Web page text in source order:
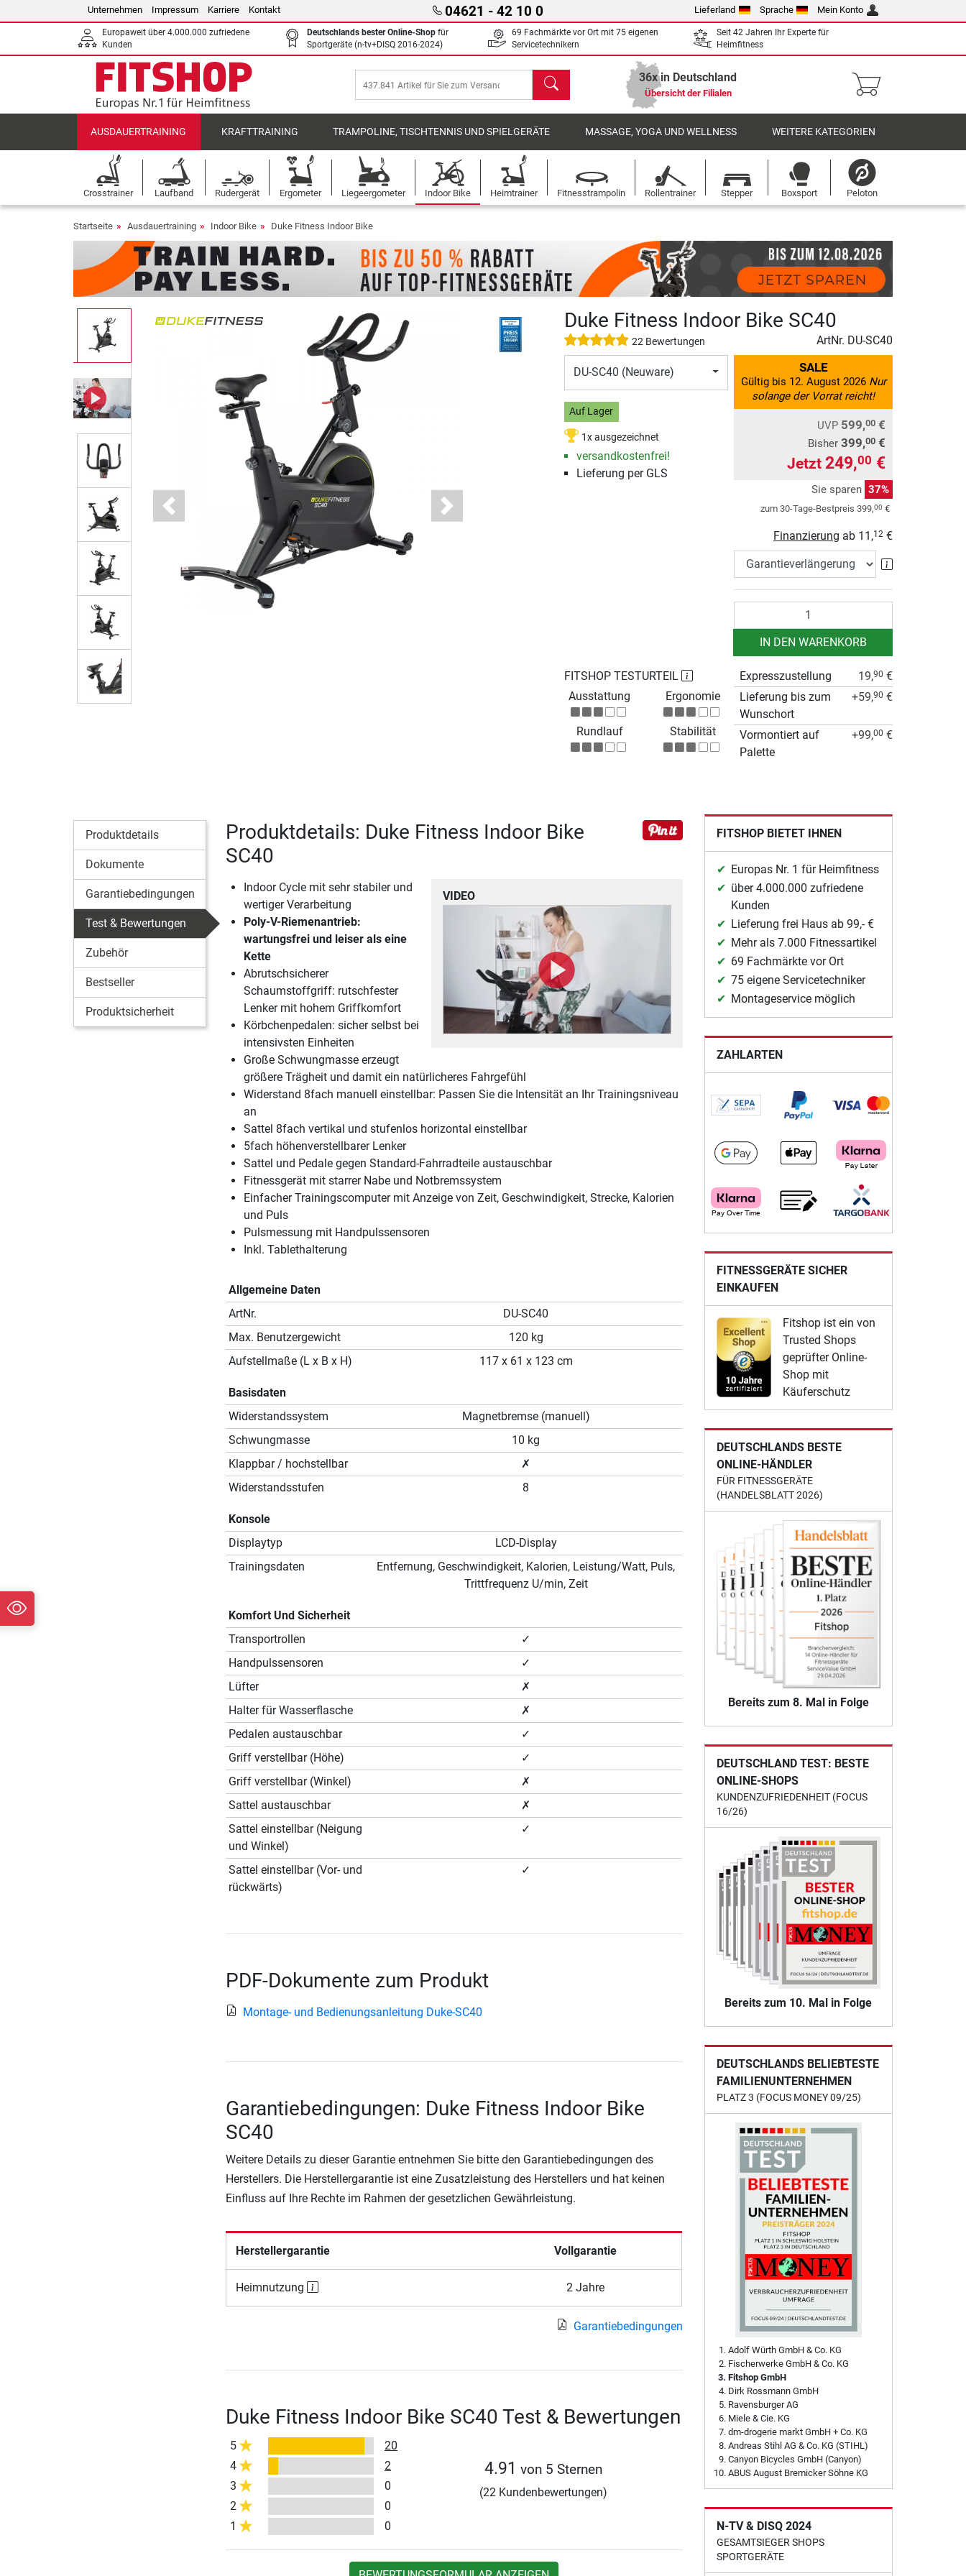
Unternehmen Impressum Karriere Kontakt 04621 - 42 10 0 Lieferland Sprache Mein Konto
Europaweit über 4.000.000 zufriedene
Kunden
Deutschlands bester Online-Shop für
Sportgeräte (n-tv+DISQ 2016-2024)
69 Fachmärkte vor Ort mit 75 eigenen
Servicetechnikern
Seit 42 Jahren Ihr Experte für
Heimfitness
Suchen 36x in Deutschland
Übersicht der Filialen
AUSDAUERTRAINING KRAFTTRAINING TRAMPOLINE, TISCHTENNIS UND SPIELGERÄTE MASSAGE, YOGA UND WELLNESS WEITERE KATEGORIEN
Crosstrainer Laufband Rudergerät Ergometer Liegeergometer Indoor Bike Heimtrainer Fitnesstrampolin Rollentrainer Stepper Boxsport Peloton
Startseite Ausdauertraining Indoor Bike Duke Fitness Indoor Bike
Previous Next
Duke Fitness Indoor Bike SC40
22 Bewertungen ArtNr. DU-SC40
DU-SC40 (Neuware)
Auf Lager
1x ausgezeichnet
versandkostenfrei!
Lieferung per GLS
SALE
Gültig bis 12. August 2026 Nur
solange der Vorrat reicht!
UVP 599,00 €
Bisher 399,00 €
Jetzt 249,00 €
Sie sparen 37%
zum 30-Tage-Bestpreis 399,00 €
Finanzierung ab 11,12 €
IN DEN WARENKORB
FITSHOP TESTURTEIL
Ausstattung
Ergonomie
Rundlauf Stabilität
Expresszustellung 19,90 €
Lieferung bis zum
Wunschort
+59,90 €
Vormontiert auf
Palette
+99,00 €
Produktdetails
Dokumente
Garantiebedingungen
Test & Bewertungen
Zubehör
Bestseller
Produktsicherheit
Produktdetails: Duke Fitness Indoor Bike
SC40
VIDEO
Indoor Cycle mit sehr stabiler und
wertiger Verarbeitung
Poly-V-Riemenantrieb:
wartungsfrei und leiser als eine
Kette
Abrutschsicherer
Schaumstoffgriff: rutschfester
Lenker mit hohem Griffkomfort
Körbchenpedalen: sicher selbst bei
intensivsten Einheiten
Große Schwungmasse erzeugt
größere Trägheit und damit ein natürlicheres Fahrgefühl
Widerstand 8fach manuell einstellbar: Passen Sie die Intensität an Ihr Trainingsniveau
an
Sattel 8fach vertikal und stufenlos horizontal einstellbar
5fach höhenverstellbarer Lenker
Sattel und Pedale gegen Standard-Fahrradteile austauschbar
Fitnessgerät mit starrer Nabe und Notbremssystem
Einfacher Trainingscomputer mit Anzeige von Zeit, Geschwindigkeit, Strecke, Kalorien
und Puls
Pulsmessung mit Handpulssensoren
Inkl. Tablethalterung
Allgemeine Daten
ArtNr.
DU-SC40
Max. Benutzergewicht
120 kg
Aufstellmaße (L x B x H)
117 x 61 x 123 cm
Basisdaten
Widerstandssystem
Magnetbremse (manuell)
Schwungmasse
10 kg
Klappbar / hochstellbar
✗
Widerstandsstufen
8
Konsole
Displaytyp
LCD-Display
Trainingsdaten
Entfernung, Geschwindigkeit, Kalorien, Leistung/Watt, Puls,
Trittfrequenz U/min, Zeit
Komfort Und Sicherheit
Transportrollen
✓
Handpulssensoren
✓
Lüfter
✗
Halter für Wasserflasche
✗
Pedalen austauschbar
✓
Griff verstellbar (Höhe)
✓
Griff verstellbar (Winkel)
✗
Sattel austauschbar
✗
Sattel einstellbar (Neigung
und Winkel)
✓
Sattel einstellbar (Vor- und
rückwärts)
✓
PDF-Dokumente zum Produkt
Montage- und Bedienungsanleitung Duke-SC40
Garantiebedingungen: Duke Fitness Indoor Bike
SC40
Weitere Details zu dieser Garantie entnehmen Sie bitte den Garantiebedingungen des
Herstellers. Die Herstellergarantie ist eine Zusatzleistung des Herstellers und hat keinen
Einfluss auf Ihre Rechte im Rahmen der gesetzlichen Gewährleistung.
Herstellergarantie Vollgarantie
Heimnutzung 2 Jahre
Garantiebedingungen
Duke Fitness Indoor Bike SC40 Test & Bewertungen
5
20
4
2
3
0
2
0
1
0
4.91 von 5 Sternen
(22 Kundenbewertungen)
FITSHOP BIETET IHNEN
Europas Nr. 1 für Heimfitness
über 4.000.000 zufriedene
Kunden
Lieferung frei Haus ab 99,- €
Mehr als 7.000 Fitnessartikel
69 Fachmärkte vor Ort
75 eigene Servicetechniker
Montageservice möglich
ZAHLARTEN
FITNESSGERÄTE SICHER
EINKAUFEN
Fitshop ist ein von
Trusted Shops
geprüfter Online-
Shop mit
Käuferschutz
DEUTSCHLANDS BESTE
ONLINE-HÄNDLER
FÜR FITNESSGERÄTE
(HANDELSBLATT 2026)
Bereits zum 8. Mal in Folge
DEUTSCHLAND TEST: BESTE
ONLINE-SHOPS
KUNDENZUFRIEDENHEIT (FOCUS
16/26)
Bereits zum 10. Mal in Folge
DEUTSCHLANDS BELIEBTESTE
FAMILIENUNTERNEHMEN
PLATZ 3 (FOCUS MONEY 09/25)
Adolf Würth GmbH & Co. KG
Fischerwerke GmbH & Co. KG
Fitshop GmbH
Dirk Rossmann GmbH
Ravensburger AG
Miele & Cie. KG
dm-drogerie markt GmbH + Co. KG
Andreas Stihl AG & Co. KG (STIHL)
Canyon Bicycles GmbH (Canyon)
ABUS August Bremicker Söhne KG
N-TV & DISQ 2024
GESAMTSIEGER SHOPS
SPORTGERÄTE